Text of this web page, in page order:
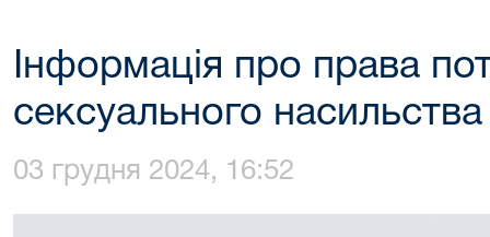
Інформація про права
сексуального насильства
03 грудня 2024, 16:52